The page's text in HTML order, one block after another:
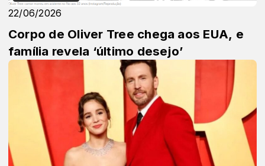
22/06/2026
Corpo de Oliver Tree chega aos EUA, e
família revela ‘último desejo’